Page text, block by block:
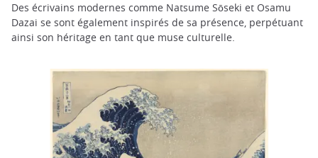
Des écrivains modernes comme Natsume Sōseki et Osamu
Dazai se sont également inspirés de sa présence, perpétuant
ainsi son héritage en tant que muse culturelle.